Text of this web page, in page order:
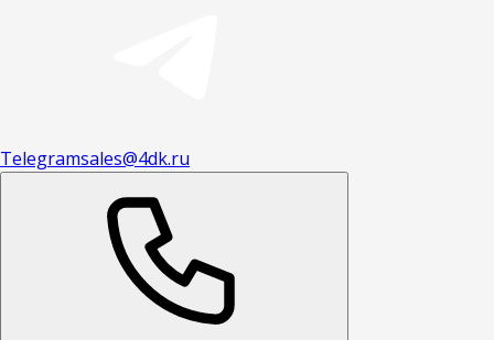
Telegramsales@4dk.ru